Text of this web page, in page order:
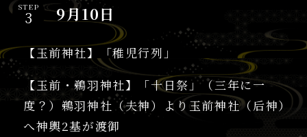
STEP 9月10日
【玉前神社】「稚児行列」
【玉前・鵜羽神社】「十日祭」（三年に一
度？）鵜羽神社（夫神）より玉前神社（后神）
へ神輿2基が渡御